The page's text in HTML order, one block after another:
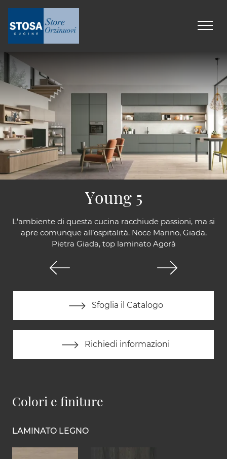
L’ambiente di questa cucina racchiude passioni, ma si
apre comunque all’ospitalità. Noce Marino, Giada,
Pietra Giada, top laminato Agorà
Sfoglia il Catalogo
Richiedi informazioni
Young 5
Colori e finiture
LAMINATO LEGNO